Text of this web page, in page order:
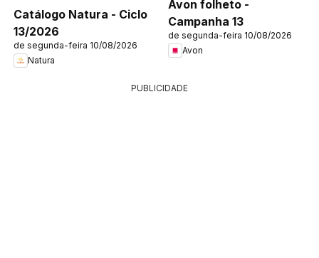
Catálogo Natura - Ciclo
13/2026
de segunda-feira 10/08/2026
Natura
Avon folheto -
Campanha 13
de segunda-feira 10/08/2026
Avon
PUBLICIDADE